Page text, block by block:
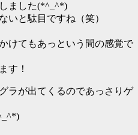
ました(*^_^*)
いと駄目ですね（笑）
けてもあっという間の感覚で
す！
ラが出てくるのであっさりゲ